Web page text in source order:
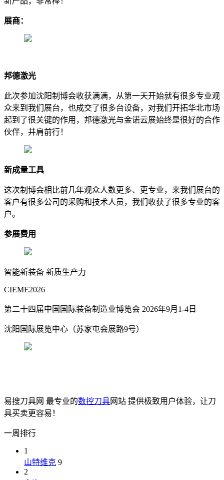
展商：
邦德激光
此次参加沈阳制博会收获满满，从第一天开始就有很多专业观
众来到我们展台，也成交了很多台设备，对我们开拓华北市场
起到了很关键的作用，邦德激光与金诺云展始终是很好的合作
伙伴，并肩前行！
新成量工具
这次制博会相比前几年观众人数更多、更专业，来我们展台的
客户有很多公司的采购和技术人员，我们收获了很多专业的客
户。
参展费用
智能新装备 新质生产力
CIEME2026
第二十四届中国国际装备制造业博览会 2026年9月1-4日
沈阳国际展览中心（苏家屯会展路9号）
易搜刀具网 最专业的数控刀具网站 提供极致用户体验，让刀
具买卖更容易！
一周排行
1
山特维克 9
2